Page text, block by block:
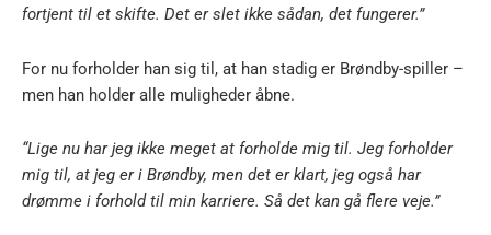
fortjent til et skifte. Det er slet ikke sådan, det fungerer.”
For nu forholder han sig til, at han stadig er Brøndby-spiller –
men han holder alle muligheder åbne.
“Lige nu har jeg ikke meget at forholde mig til. Jeg forholder
mig til, at jeg er i Brøndby, men det er klart, jeg også har
drømme i forhold til min karriere. Så det kan gå flere veje.”